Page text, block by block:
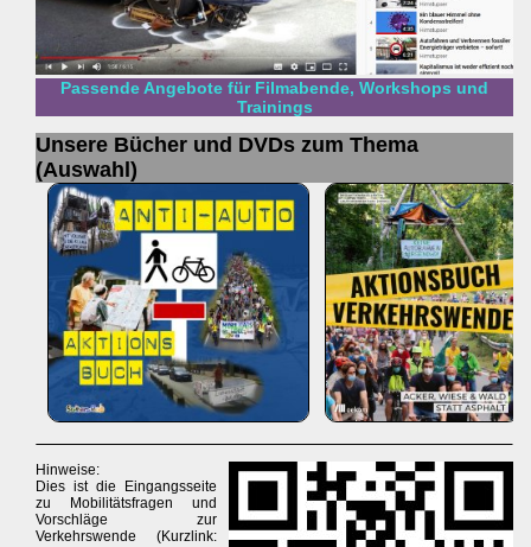
Passende Angebote für Filmabende, Workshops und
Trainings
Unsere Bücher und DVDs zum Thema
(Auswahl)
Hinweise:
Dies ist die Eingangsseite
zu Mobilitätsfragen und
Vorschläge zur
Verkehrswende (Kurzlink: